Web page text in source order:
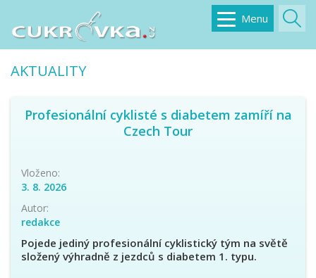
Menu
AKTUALITY
Profesionální cyklisté s diabetem zamíří na
Czech Tour
Vloženo:
3. 8. 2026
Autor:
redakce
Pojede jediný profesionální cyklistický tým na světě
složený výhradně z jezdců s diabetem 1. typu.